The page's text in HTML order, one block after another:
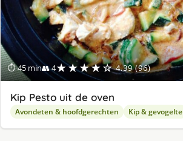
⏱ 45 min👥 4★★★★☆ 4.39 (96)
Kip Pesto uit de oven
Avondeten & hoofdgerechten Kip & gevogelte